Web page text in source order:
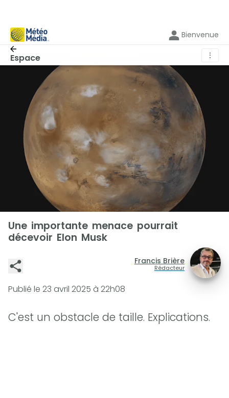
Bienvenue
Espace ⋮
Une importante menace pourrait
décevoir Elon Musk
Francis Brière
Rédacteur
Publié le 23 avril 2025 à 22h08
C'est un obstacle de taille. Explications.